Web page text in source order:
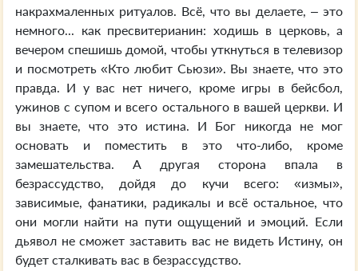
накрахмаленных ритуалов. Всё, что вы делаете, – это
немного... как пресвитерианин: ходишь в церковь, а
вечером спешишь домой, чтобы уткнуться в телевизор
и посмотреть «Кто любит Сьюзи». Вы знаете, что это
правда. И у вас нет ничего, кроме игры в бейсбол,
ужинов с супом и всего остального в вашей церкви. И
вы знаете, что это истина. И Бог никогда не мог
основать и поместить в это что-либо, кроме
замешательства. А другая сторона впала в
безрассудство, дойдя до кучи всего: «измы»,
зависимые, фанатики, радикалы и всё остальное, что
они могли найти на пути ощущений и эмоций. Если
дьявол не сможет заставить вас не видеть Истину, он
будет сталкивать вас в безрассудство.